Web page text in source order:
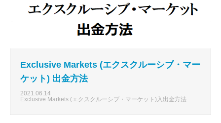
Exclusive Markets (エクスクルーシブ・マー
ケット) 出金方法
2021.06.14
Exclusive Markets (エクスクルーシブ・マーケット)入出金方法